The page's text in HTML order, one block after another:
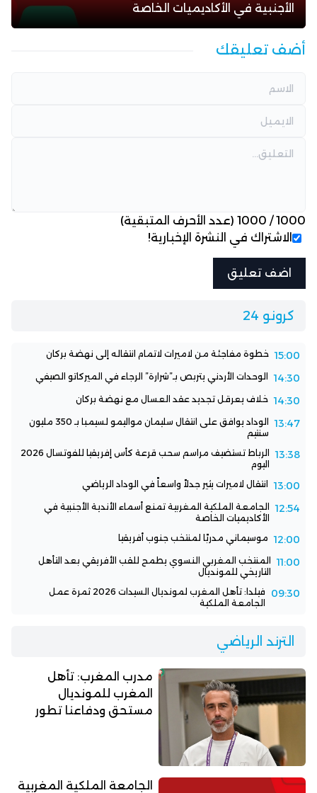
الأجنبية في الأكاديميات الخاصة
أضف تعليقك
1000
/
1000 (عدد الأحرف المتبقية)
الاشتراك في النشرة الإخبارية!
كرونو 24
15:00 خطوة مفاجئة من لاميرات لاتمام انتقاله إلى نهضة بركان
14:30 الوحدات الأردني يتربص بـ”شرارة” الرجاء في الميركاتو الصيفي
14:30 خلاف يعرقل تجديد عقد العسال مع نهضة بركان
13:47
الوداد يوافق على انتقال سليمان مواليمو لسيمبا بـ 350 مليون
سنتيم
13:38
الرباط تستضيف مراسم سحب قرعة كأس إفريقيا للفوتسال 2026
اليوم
13:00 انتقال لاميرات يثير جدلاً واسعاً في الوداد الرياضي
12:54
الجامعة الملكية المغربية تمنع أسماء الأندية الأجنبية في
الأكاديميات الخاصة
12:00 موسيماني مدربًا لمنتخب جنوب أفريقيا
11:00
المنتخب المغربي النسوي يطمح للقب الأفريقي بعد التأهل
التاريخي للمونديال
09:30
فيلدا: تأهل المغرب لمونديال السيدات 2026 ثمرة عمل
الجامعة الملكية
الترند الرياضي
مدرب المغرب: تأهل
المغرب للمونديال
مستحق ودفاعنا تطور
الجامعة الملكية المغربية